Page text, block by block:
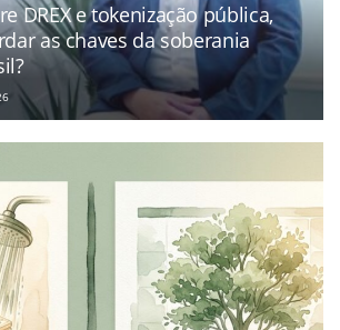
DREX e tokenização pública,
as chaves da soberania